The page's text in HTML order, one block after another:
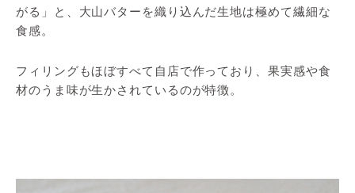
がる」と、大山バターを織り込んだ生地は極めて繊細な
食感。
フィリングもほぼすべて自店で作っており、果実感や食
材のうま味が生かされているのが特徴。